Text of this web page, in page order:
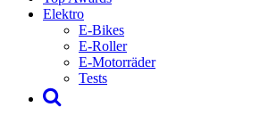
Elektro
E-Bikes
E-Roller
E-Motorräder
Tests